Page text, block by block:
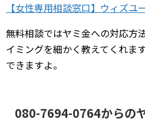
【女性専用相談窓口】ウィズユ
無料相談ではヤミ金への対応方
イミングを細かく教えてくれま
できますよ。
080-7694-0764からの